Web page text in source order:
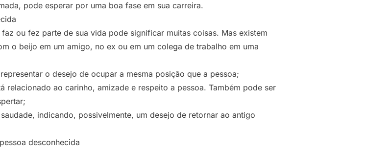
pode esperar por uma boa fase em sua carreira.
ou fez parte de sua vida pode significar muitas coisas. Mas existem
o beijo em um amigo, no ex ou em um colega de trabalho em uma
o desejo de ocupar a mesma posição que a pessoa;
relacionado ao carinho, amizade e respeito a pessoa. Também pode ser
indicando, possivelmente, um desejo de retornar ao antigo
desconhecida